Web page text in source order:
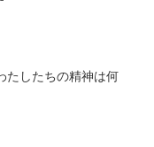
たしたちの精神は何